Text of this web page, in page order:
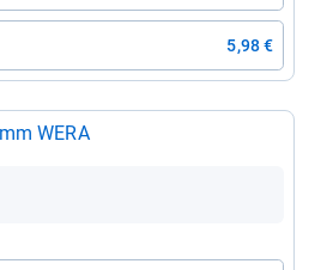
5,98 €
WERA